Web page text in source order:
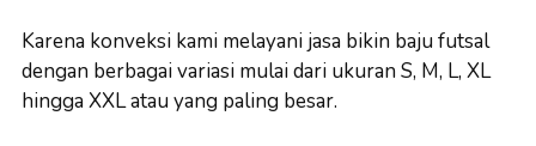
Karena konveksi kami melayani jasa bikin baju futsal
dengan berbagai variasi mulai dari ukuran S, M, L, XL
hingga XXL atau yang paling besar.